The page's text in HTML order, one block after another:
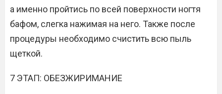
а именно пройтись по всей поверхности ногтя
бафом, слегка нажимая на него. Также после
процедуры необходимо счистить всю пыль
щеткой.
7 ЭТАП: ОБЕЗЖИРИМАНИЕ